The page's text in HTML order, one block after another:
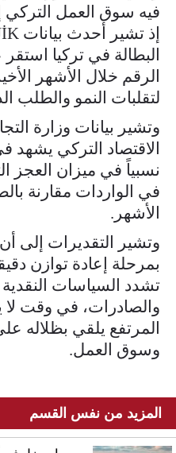
فيه سوق العمل التركي
البطالة في تركيا
الرقم خلال الأشهر
لتقلبات النمو والطلب
الاقتصاد التركي
نسبياً في ميزان العجز
في الواردات مقارنة
الأشهر.
وتشير التقديرات إلى أن
بمرحلة إعادة توازن
تشدد السياسات
والصادرات، في وقت لا
المرتفع يلقي بظلاله
وسوق العمل.
المزيد من نفس القسم